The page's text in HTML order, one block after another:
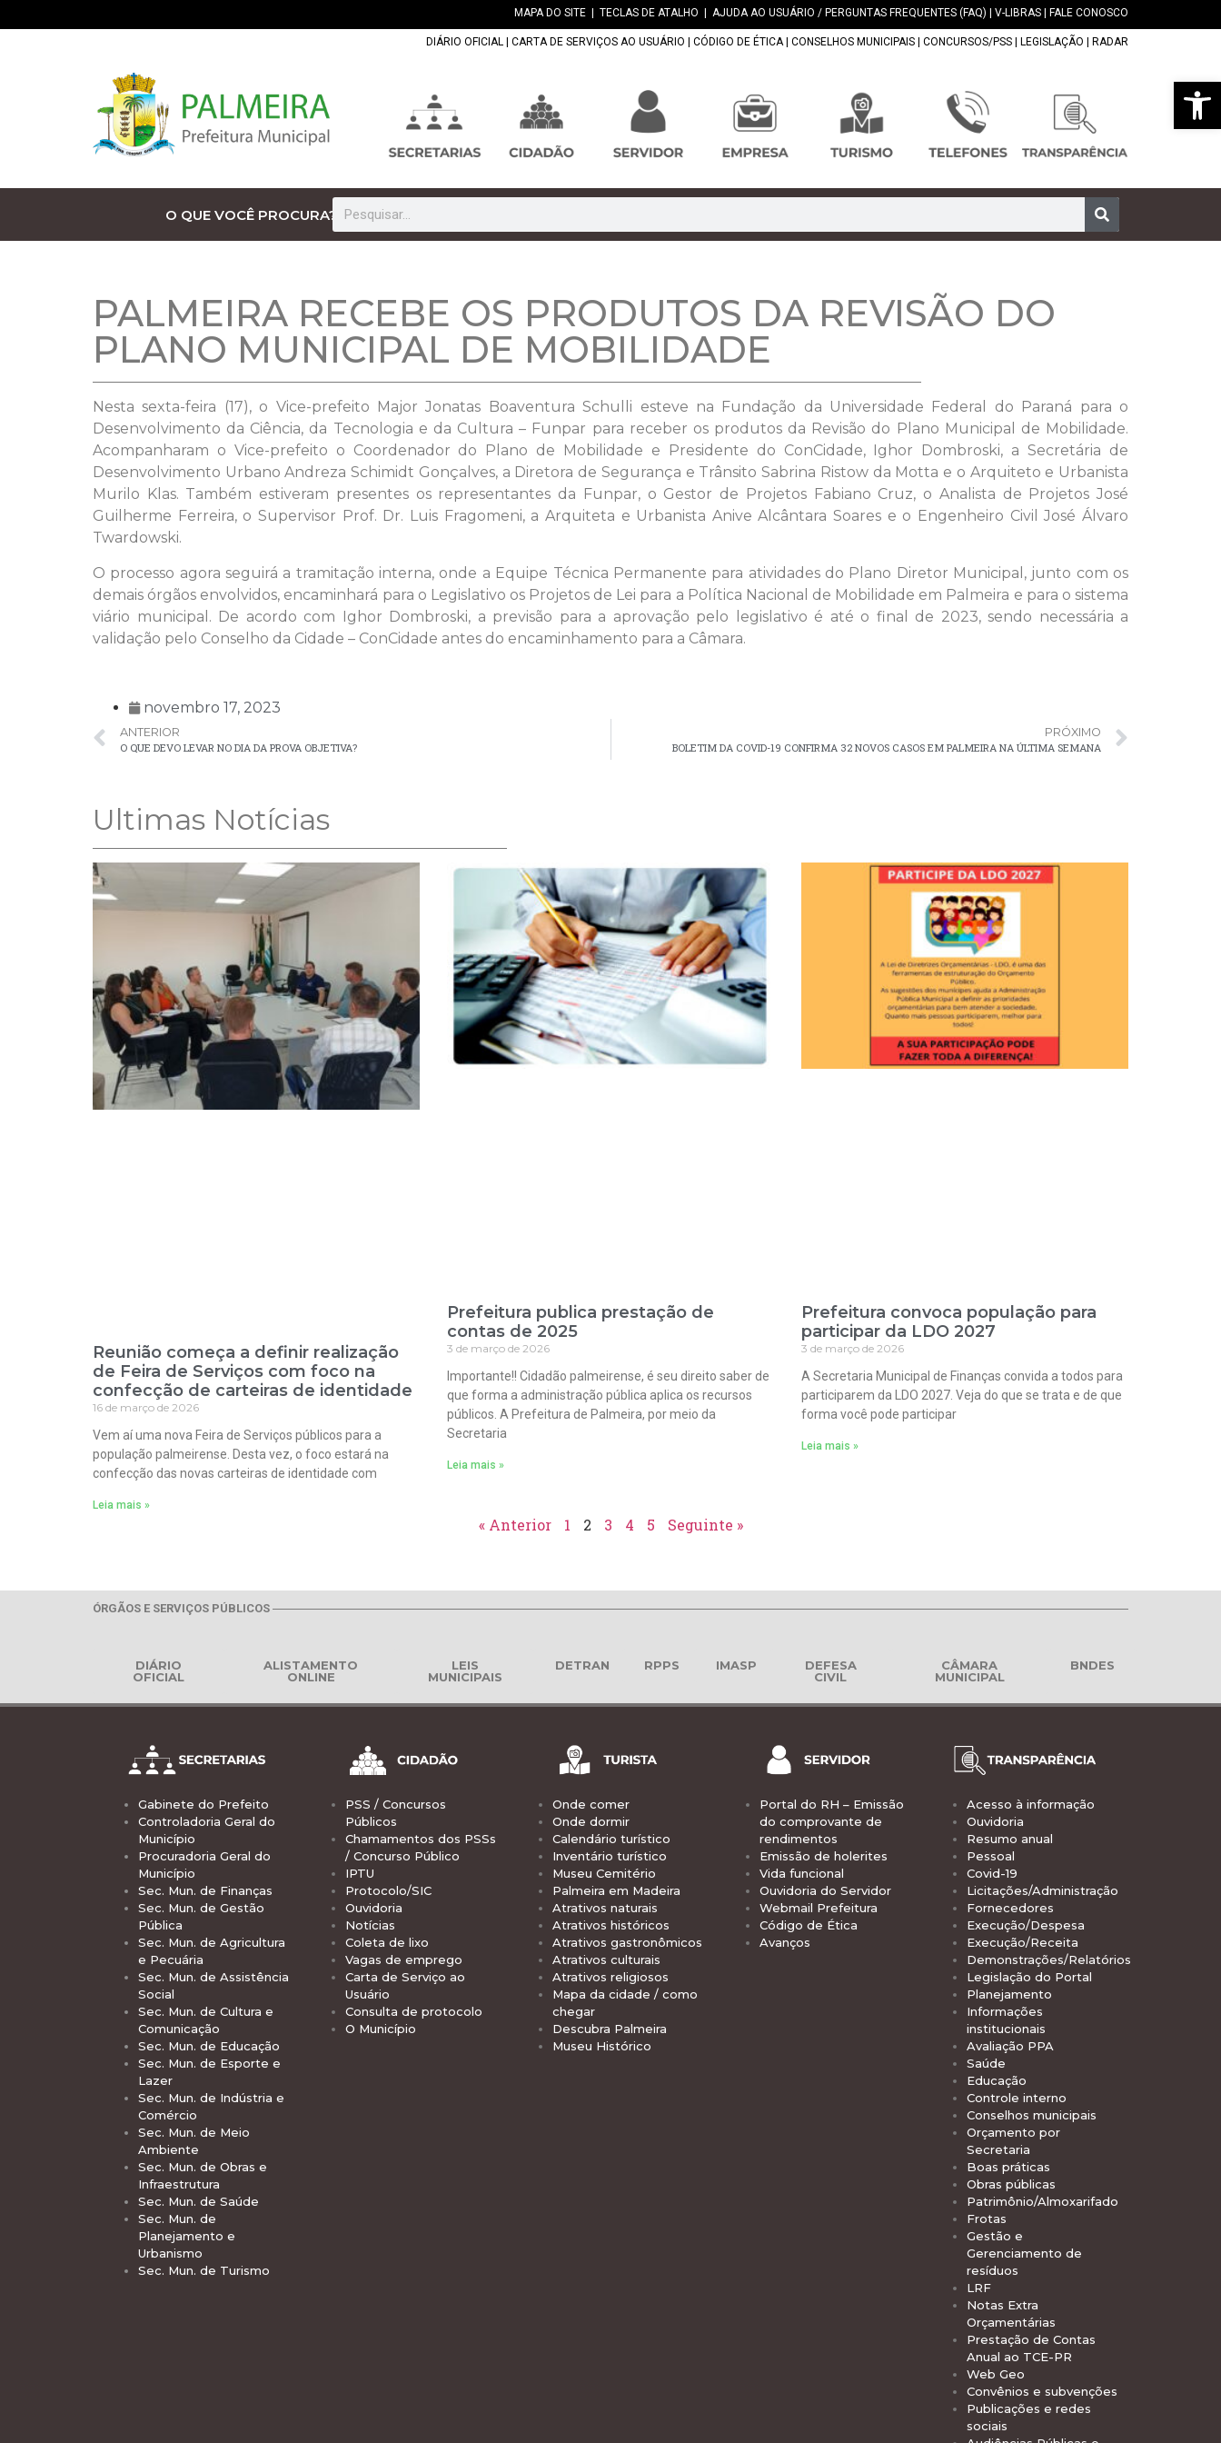
Abrir
MAPA DO SITE TECLAS DE ATALHO AJUDA AO USUÁRIO / PERGUNTAS FREQUENTES (FAQ) V-LIBRAS FALE CONOSCO
DIÁRIO OFICIAL CARTA DE SERVIÇOS AO USUÁRIO CÓDIGO DE ÉTICA| CONSELHOS MUNICIPAIS CONCURSOS/PSS LEGISLAÇÃO RADAR
O QUE VOCÊ PROCURA?
PALMEIRA RECEBE OS PRODUTOS DA REVISÃO DO
PLANO MUNICIPAL DE MOBILIDADE
Nesta sexta-feira (17), o Vice-prefeito Major Jonatas Boaventura Schulli esteve na Fundação da Universidade Federal do Paraná para o
Desenvolvimento da Ciência, da Tecnologia e da Cultura – Funpar para receber os produtos da Revisão do Plano Municipal de Mobilidade.
Acompanharam o Vice-prefeito o Coordenador do Plano de Mobilidade e Presidente do ConCidade, Ighor Dombroski, a Secretária de
Desenvolvimento Urbano Andreza Schimidt Gonçalves, a Diretora de Segurança e Trânsito Sabrina Ristow da Motta e o Arquiteto e Urbanista
Murilo Klas. Também estiveram presentes os representantes da Funpar, o Gestor de Projetos Fabiano Cruz, o Analista de Projetos José
Guilherme Ferreira, o Supervisor Prof. Dr. Luis Fragomeni, a Arquiteta e Urbanista Anive Alcântara Soares e o Engenheiro Civil José Álvaro
Twardowski.
O processo agora seguirá a tramitação interna, onde a Equipe Técnica Permanente para atividades do Plano Diretor Municipal, junto com os
demais órgãos envolvidos, encaminhará para o Legislativo os Projetos de Lei para a Política Nacional de Mobilidade em Palmeira e para o sistema
viário municipal. De acordo com Ighor Dombroski, a previsão para a aprovação pelo legislativo é até o final de 2023, sendo necessária a
validação pelo Conselho da Cidade – ConCidade antes do encaminhamento para a Câmara.
novembro 17, 2023
ANTERIOR
O QUE DEVO LEVAR NO DIA DA PROVA OBJETIVA?
PRÓXIMO
BOLETIM DA COVID-19 CONFIRMA 32 NOVOS CASOS EM PALMEIRA NA ÚLTIMA SEMANA
Ultimas Notícias
Reunião começa a definir realização
de Feira de Serviços com foco na
confecção de carteiras de identidade
16 de março de 2026
Vem aí uma nova Feira de Serviços públicos para a
população palmeirense. Desta vez, o foco estará na
confecção das novas carteiras de identidade com
Leia mais »
Prefeitura publica prestação de
contas de 2025
3 de março de 2026
Importante!! Cidadão palmeirense, é seu direito saber de
que forma a administração pública aplica os recursos
públicos. A Prefeitura de Palmeira, por meio da
Secretaria
Leia mais »
Prefeitura convoca população para
participar da LDO 2027
3 de março de 2026
A Secretaria Municipal de Finanças convida a todos para
participarem da LDO 2027. Veja do que se trata e de que
forma você pode participar
Leia mais »
« Anterior 1 2 3 4 5 Seguinte »
ÓRGÃOS E SERVIÇOS PÚBLICOS
DIÁRIO
OFICIAL
ALISTAMENTO
ONLINE
LEIS
MUNICIPAIS
DETRAN RPPS IMASP
DEFESA
CIVIL
CÂMARA
MUNICIPAL
BNDES
Gabinete do Prefeito
Controladoria Geral do
Município
Procuradoria Geral do
Município
Sec. Mun. de Finanças
Sec. Mun. de Gestão
Pública
Sec. Mun. de Agricultura
e Pecuária
Sec. Mun. de Assistência
Social
Sec. Mun. de Cultura e
Comunicação
Sec. Mun. de Educação
Sec. Mun. de Esporte e
Lazer
Sec. Mun. de Indústria e
Comércio
Sec. Mun. de Meio
Ambiente
Sec. Mun. de Obras e
Infraestrutura
Sec. Mun. de Saúde
Sec. Mun. de
Planejamento e
Urbanismo
Sec. Mun. de Turismo
PSS / Concursos
Públicos
Chamamentos dos PSSs
/ Concurso Público
IPTU
Protocolo/SIC
Ouvidoria
Notícias
Coleta de lixo
Vagas de emprego
Carta de Serviço ao
Usuário
Consulta de protocolo
O Município
Onde comer
Onde dormir
Calendário turístico
Inventário turístico
Museu Cemitério
Palmeira em Madeira
Atrativos naturais
Atrativos históricos
Atrativos gastronômicos
Atrativos culturais
Atrativos religiosos
Mapa da cidade / como
chegar
Descubra Palmeira
Museu Histórico
Portal do RH – Emissão
do comprovante de
rendimentos
Emissão de holerites
Vida funcional
Ouvidoria do Servidor
Webmail Prefeitura
Código de Ética
Avanços
Acesso à informação
Ouvidoria
Resumo anual
Pessoal
Covid-19
Licitações/Administração
Fornecedores
Execução/Despesa
Execução/Receita
Demonstrações/Relatórios
Legislação do Portal
Planejamento
Informações
institucionais
Avaliação PPA
Saúde
Educação
Controle interno
Conselhos municipais
Orçamento por
Secretaria
Boas práticas
Obras públicas
Patrimônio/Almoxarifado
Frotas
Gestão e
Gerenciamento de
resíduos
LRF
Notas Extra
Orçamentárias
Prestação de Contas
Anual ao TCE-PR
Web Geo
Convênios e subvenções
Publicações e redes
sociais